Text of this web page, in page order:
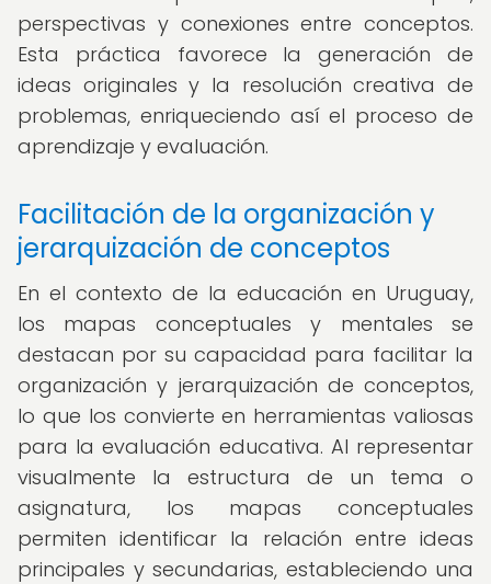
perspectivas y conexiones entre conceptos.
Esta práctica favorece la generación de
ideas originales y la resolución creativa de
problemas, enriqueciendo así el proceso de
aprendizaje y evaluación.
Facilitación de la organización y
jerarquización de conceptos
En el contexto de la educación en Uruguay,
los mapas conceptuales y mentales se
destacan por su capacidad para facilitar la
organización y jerarquización de conceptos,
lo que los convierte en herramientas valiosas
para la evaluación educativa. Al representar
visualmente la estructura de un tema o
asignatura, los mapas conceptuales
permiten identificar la relación entre ideas
principales y secundarias, estableciendo una